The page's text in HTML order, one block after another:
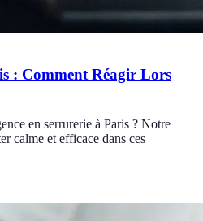
: Comment Réagir Lors
en serrurerie à Paris ? Notre
calme et efficace dans ces